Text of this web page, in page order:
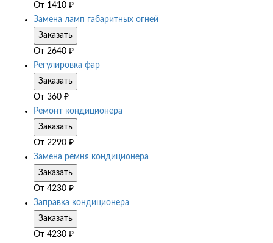
От 1410 ₽
Замена ламп габаритных огней
Заказать
От 2640 ₽
Регулировка фар
Заказать
От 360 ₽
Ремонт кондиционера
Заказать
От 2290 ₽
Замена ремня кондиционера
Заказать
От 4230 ₽
Заправка кондиционера
Заказать
От 4230 ₽